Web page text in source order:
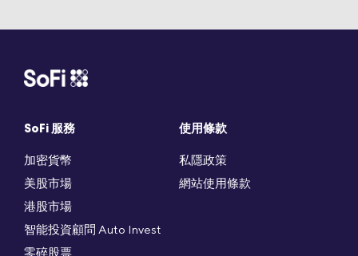
SoFi 服務
加密貨幣
美股市場
港股市場
智能投資顧問 Auto Invest
零碎股票
使用條款
私隱政策
網站使用條款